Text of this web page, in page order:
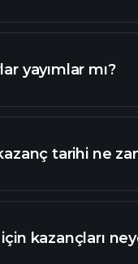
yayımlar mı?
verilerini
tarihi ne
kazançları